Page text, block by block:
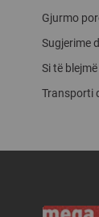
Gjurmo
Sugjerime
Si të
Transporti